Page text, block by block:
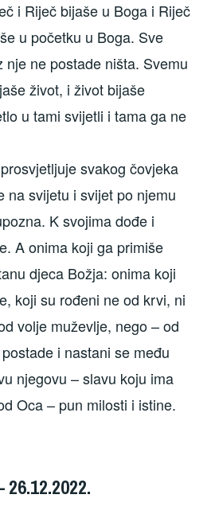
i Riječ bijaše u Boga i Riječ
u početku u Boga. Sve
nje ne postade ništa. Svemu
život, i život bijaše
u tami svijetli i tama ga ne
svakog čovjeka
na svijetu i svijet po njemu
K svojima dođe i
A onima koji ga primiše
djeca Božja: onima koji
koji su rođeni ne od krvi, ni
volje muževlje, nego – od
i nastani se među
njegovu – slavu koju ima
Oca – pun milosti i istine.
26.12.2022.